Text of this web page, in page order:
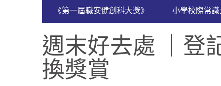
《第一屆職安健創科大獎》 小學校際常
週末好去處 ｜登
換獎賞